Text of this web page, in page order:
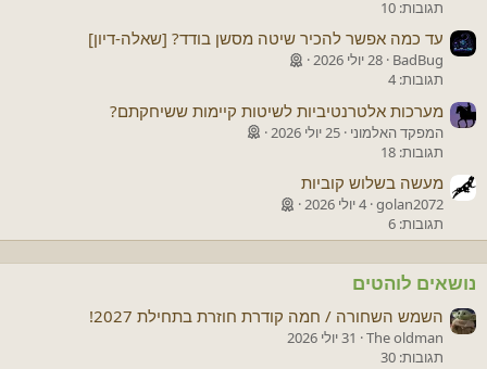
תגובות: 10
עד כמה אפשר להכיר שיטה מסשן בודד? [שאלה-דיון]
BadBug 28 יולי 2026
תגובות: 4
מערכות אלטרנטיביות לשיטות קיימות ששיחקתם?
המפקד האלמוני 25 יולי 2026
תגובות: 18
מעשה בשלוש קוביות
golan2072 4 יולי 2026
תגובות: 6
נושאים לוהטים
השמש השחורה / חמה קודרת חוזרת בתחילת 2027!
The oldman
31 יולי 2026
תגובות: 30